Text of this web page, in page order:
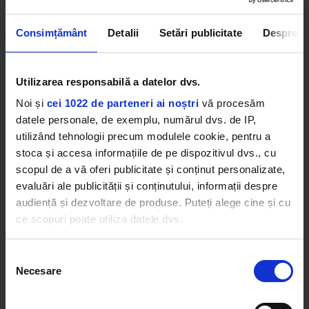
Consimțământ Detalii Setări publicitate Despre
Utilizarea responsabilă a datelor dvs.
Noi și cei 1022 de parteneri ai noștri vă procesăm
datele personale, de exemplu, numărul dvs. de IP,
utilizând tehnologii precum modulele cookie, pentru a
stoca și accesa informațiile de pe dispozitivul dvs., cu
scopul de a vă oferi publicitate și conținut personalizate,
evaluări ale publicității și conținutului, informații despre
audiență și dezvoltare de produse. Puteți alege cine și cu
ce scopuri poate utiliza datele dvs.
Să colectăm informațiile cu privire la locația dvs.
Să vă identificăm dispozitivul scanândul-l în mod
consimțământului
Necesare
Cartea are și un scop caritabil, iar prințul Harry își
dorește să sprijine fundații caritabile britanice din
vânzări sale. Ducele de Sussex a donat 1.500.000
de dolari pentru Sentebale, organizație pe care a
înființat-o împreună cu Prințul Seeiso în amintirea